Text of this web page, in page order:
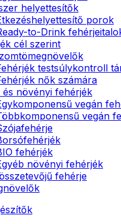
helyettesítők
porok
to-Drink
cél szerint
testsúlykontroll
nők számára
és növényi fehérjék
vegán
vegán
fehérjék
növényi fehérjék
fehérje